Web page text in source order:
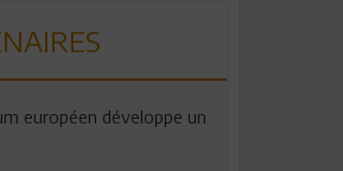
européen développe un